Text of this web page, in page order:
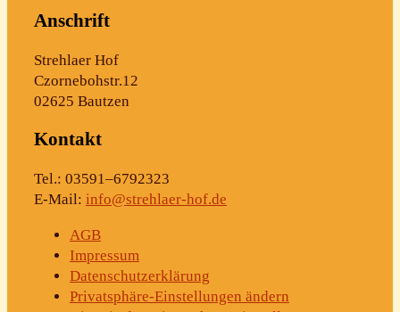
Anschrift
Streh­laer Hof
Czornebohstr.12
02625 Bautzen
Kon­takt
Tel.: 03591–6792323
E‑Mail: info@strehlaer-hof.de
AGB
Impres­sum
Daten­schutz­er­klä­rung
Pri­vat­sphä­re-Ein­stel­lun­gen ändern